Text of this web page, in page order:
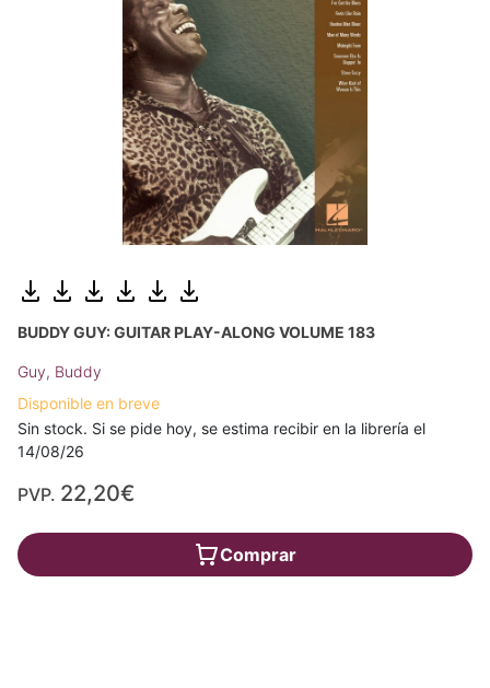
BUDDY GUY: GUITAR PLAY-ALONG VOLUME 183
Guy, Buddy
Disponible en breve
Sin stock. Si se pide hoy, se estima recibir en la librería el
14/08/26
PVP. 22,20€
Comprar